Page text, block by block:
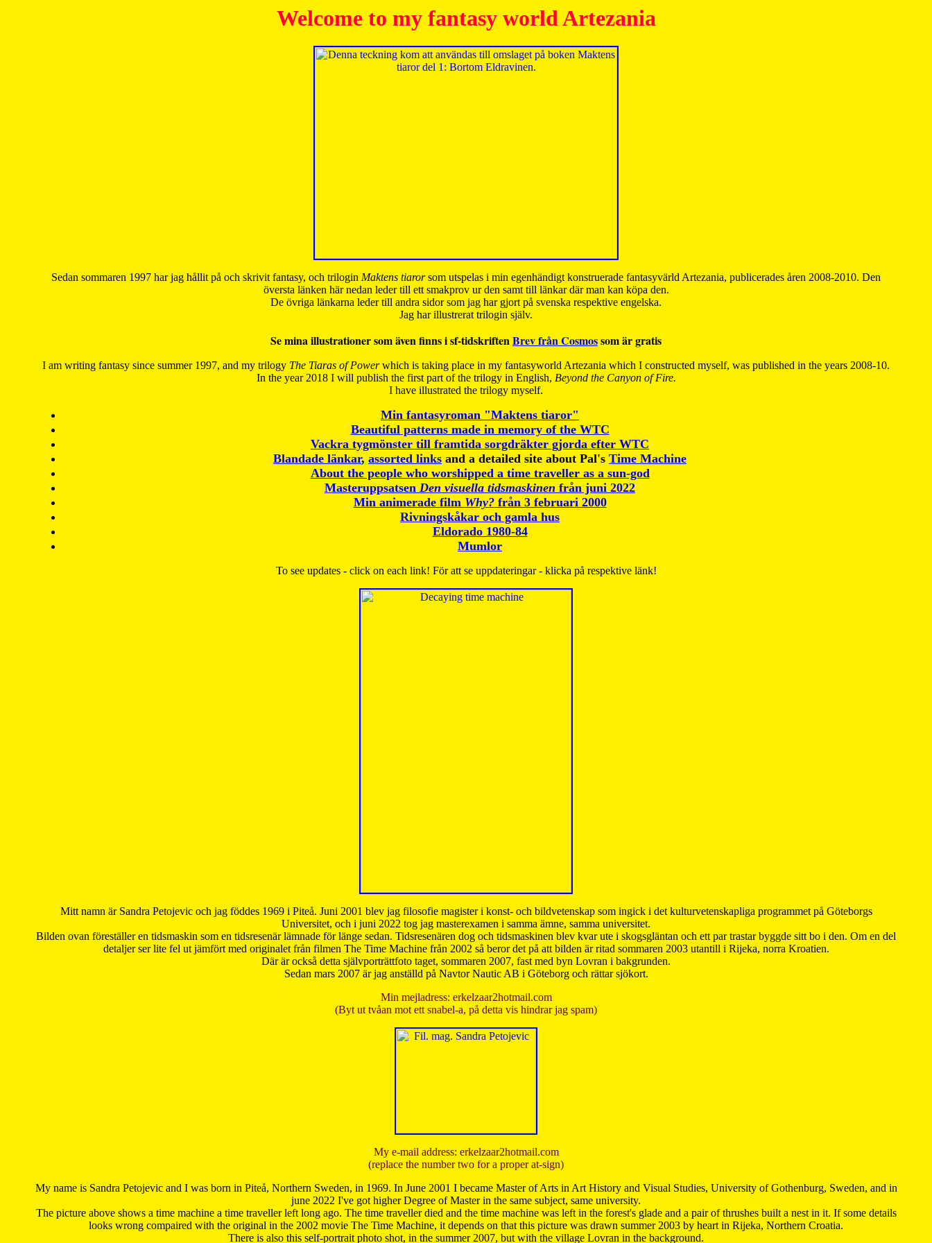
Welcome to my fantasy world Artezania
Sedan sommaren 1997 har jag hållit på och skrivit fantasy, och trilogin Maktens tiarorsom utspelas i min egenhändigt konstruerade fantasyvärld Artezania, publicerades åren 2008-2010. Den
översta länken här nedan leder till ett smakprov ur den samt till länkar där man kan köpa den.
De övriga länkarna leder till andra sidor som jag har gjort på svenska respektive engelska.
Jag har illustrerat trilogin själv.
Se mina illustrationer som även finns i sf-tidskriftenBrev från Cosmossom är gratis
I am writing fantasy since summer 1997, and my trilogy The Tiaras of Powerwhich is taking place in my fantasyworld Artezania which I constructed myself, was published in the years 2008-10.
In the year 2018 I will publish the first part of the trilogy in English, Beyond the Canyon of Fire.
I have illustrated the trilogy myself.
Min fantasyroman "Maktens tiaror"
Beautiful patterns made in memory of the WTC
Vackra tygmönster till framtida sorgdräkter gjorda efter WTC
Blandade länkar, assorted links and a detailed site about Pal's Time Machine
About the people who worshipped a time traveller as a sun-god
Masteruppsatsen Den visuella tidsmaskinen från juni 2022
Min animerade film Why?från 3 februari 2000
Rivningskåkar och gamla hus
Eldorado 1980-84
Mumlor
To see updates - click on each link! För att se uppdateringar - klicka på respektive länk!
Mitt namn är Sandra Petojevic och jag föddes 1969 i Piteå. Juni 2001 blev jag filosofie magister i konst- och bildvetenskap som ingick i det kulturvetenskapliga programmet på Göteborgs
Universitet, och i juni 2022 tog jag masterexamen i samma ämne, samma universitet.
Bilden ovan föreställer en tidsmaskin som en tidsresenär lämnade för länge sedan. Tidsresenären dog och tidsmaskinen blev kvar ute i skogsgläntan och ett par trastar byggde sitt bo i den. Om en del
detaljer ser lite fel ut jämfört med originalet från filmen The Time Machine från 2002 så beror det på att bilden är ritad sommaren 2003 utantill i Rijeka, norra Kroatien.
Där är också detta självporträttfoto taget, sommaren 2007, fast med byn Lovran i bakgrunden.
Sedan mars 2007 är jag anställd på Navtor Nautic AB i Göteborg och rättar sjökort.
Min mejladress: erkelzaar2hotmail.com
(Byt ut tvåan mot ett snabel-a, på detta vis hindrar jag spam)
My e-mail address: erkelzaar2hotmail.com
(replace the number two for a proper at-sign)
My name is Sandra Petojevic and I was born in Piteå, Northern Sweden, in 1969. In June 2001 I became Master of Arts in Art History and Visual Studies, University of Gothenburg, Sweden, and in
june 2022 I've got higher Degree of Master in the same subject, same university.
The picture above shows a time machine a time traveller left long ago. The time traveller died and the time machine was left in the forest's glade and a pair of thrushes built a nest in it. If some details
looks wrong compaired with the original in the 2002 movie The Time Machine, it depends on that this picture was drawn summer 2003 by heart in Rijeka, Northern Croatia.
There is also this self-portrait photo shot, in the summer 2007, but with the village Lovran in the background.